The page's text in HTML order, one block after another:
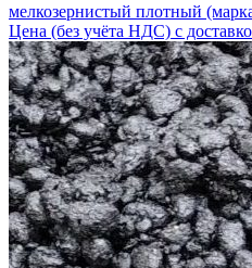
мелкозернистый плотный
Цена (без учёта НДС) с